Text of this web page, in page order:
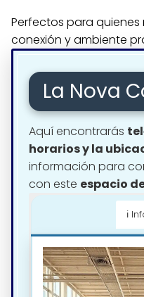
Perfectos para
conexión y ambiente
La Nova
Aquí encontrarás
horarios y la
información para
con este espacio
ℹ️